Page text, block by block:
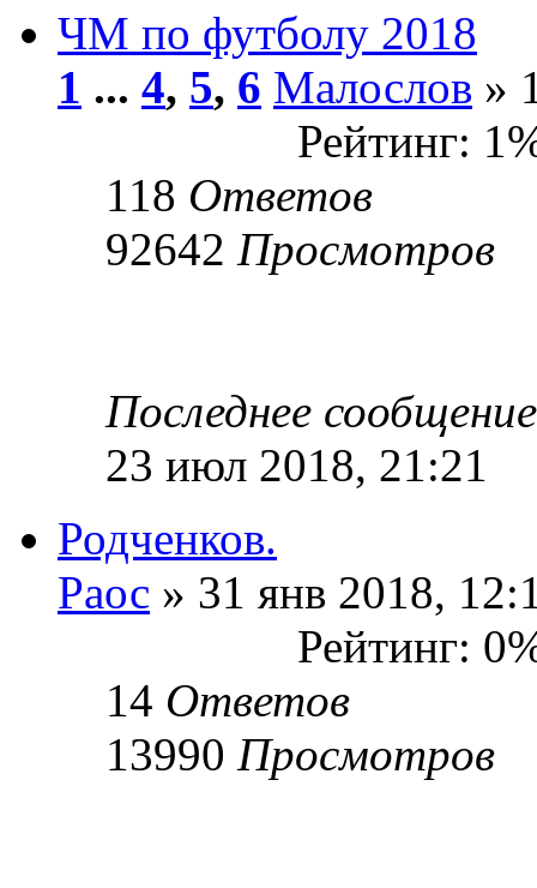
ЧМ по футболу 2018
1 ... 4, 5, 6 Малослов »
Рейтинг:
118 Ответов
92642 Просмотров
Последнее
23 июл 2018, 21:21
Родченков.
Раос » 31 янв 2018,
Рейтинг:
14 Ответов
13990 Просмотров